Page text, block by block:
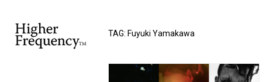
TAG: Fuyuki Yamakawa